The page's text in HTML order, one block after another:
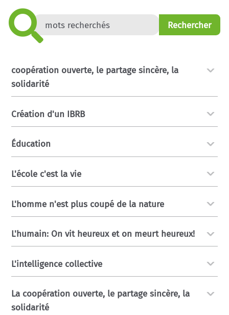
coopération ouverte, le partage sincère, la
solidarité
Création d'un IBRB
Éducation
L'école c'est la vie
L'homme n'est plus coupé de la nature
L'humain: On vit heureux et on meurt heureux!
L'intelligence collective
La coopération ouverte, le partage sincère, la
solidarité